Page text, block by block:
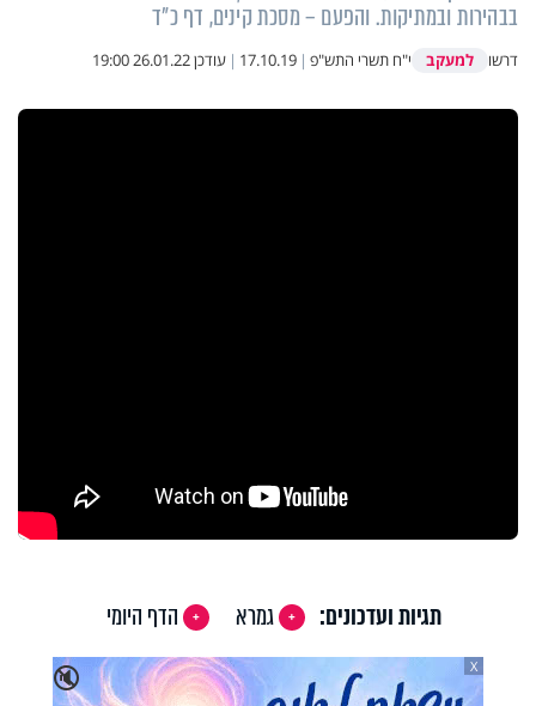
בבהירות ובמתיקות. והפעם – מסכת קינים, דף כ"ד
דרשו למעקב י"ח תשרי התש"פ |
17.10.19
| עודכן26.01.22 19:00
תגיות ועדכונים: גמרא
הדף היומי
🔇
X